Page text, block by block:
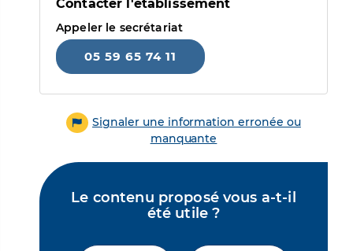
Contacter l'établissement
Appeler le secrétariat
05 59 65 74 11
Signaler une information erronée ou
manquante
Le contenu proposé vous a-t-il
été utile ?